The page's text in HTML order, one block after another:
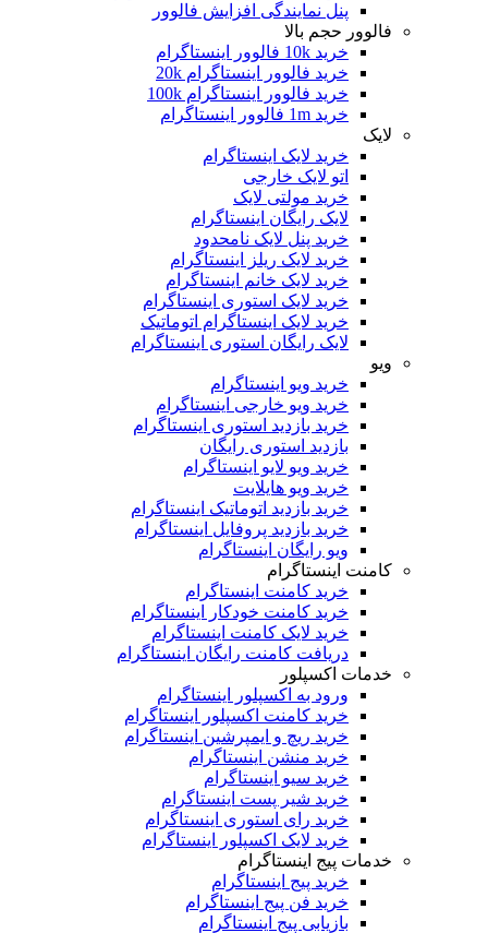
پنل نمایندگی افزایش فالوور
فالوور حجم بالا
خرید فالوور اینستاگرام 20k
خرید فالوور اینستاگرام 100k
خرید لایک اینستاگرام
اتو لایک خارجی
خرید مولتی لایک
لایک رایگان اینستاگرام
خرید پنل لایک نامحدود
خرید لایک ریلز اینستاگرام
خرید لایک خانم اینستاگرام
خرید لایک استوری اینستاگرام
خرید لایک اینستاگرام اتوماتیک
لایک رایگان استوری اینستاگرام
خرید ویو اینستاگرام
خرید ویو خارجی اینستاگرام
خرید بازدید استوری اینستاگرام
بازدید استوری رایگان
خرید ویو لایو اینستاگرام
خرید ویو هایلایت
خرید بازدید اتوماتیک اینستاگرام
خرید بازدید پروفایل اینستاگرام
ویو رایگان اینستاگرام
کامنت اینستاگرام
خرید کامنت اینستاگرام
خرید کامنت خودکار اینستاگرام
خرید لایک کامنت اینستاگرام
دریافت کامنت رایگان اینستاگرام
خدمات اکسپلور
ورود به اکسپلور اینستاگرام
خرید کامنت اکسپلور اینستاگرام
خرید ریچ و ایمپرشین اینستاگرام
خرید منشن اینستاگرام
خرید سیو اینستاگرام
خرید شیر پست اینستاگرام
خرید رای استوری اینستاگرام
خرید لایک اکسپلور اینستاگرام
خدمات پیج اینستاگرام
خرید پیج اینستاگرام
خرید فن پیج اینستاگرام
بازیابی پیج اینستاگرام